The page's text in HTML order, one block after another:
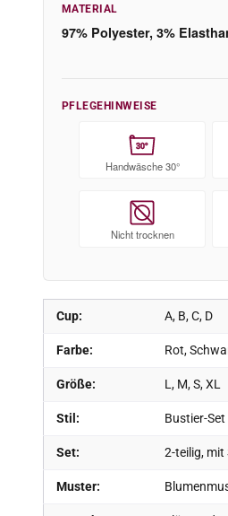
Cup: A, B, C, D
Farbe: Rot,
Größe: L, M, S, XL
Stil: Bustier-Set
Set: 2-teilig, mit
Muster:
MATERIAL
97% Polyester, 3%
PFLEGEHINWEISE
30°
Handwäsche 30°
Nicht trocknen